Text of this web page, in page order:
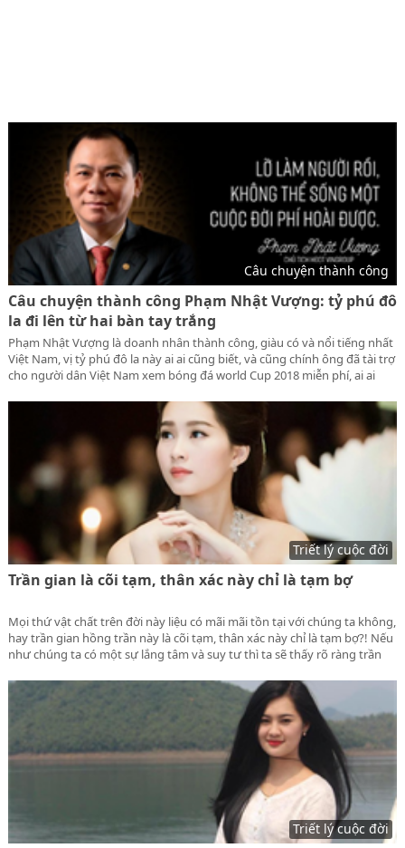
Câu chuyện thành công
Câu chuyện thành công Phạm Nhật Vượng: tỷ phú đô
la đi lên từ hai bàn tay trắng
Phạm Nhật Vượng là doanh nhân thành công, giàu có và nổi tiếng nhất
Việt Nam, vị tỷ phú đô la này ai ai cũng biết, và cũng chính ông đã tài trợ
cho người dân Việt Nam xem bóng đá world Cup 2018 miễn phí, ai ai
chuyện thành công của Phạm Nhật Vượng để bạn có thể học hỏi được
những tính cách và trí tuệ của con người này.
Triết lý cuộc đời
Trần gian là cõi tạm, thân xác này chỉ là tạm bợ
Mọi thứ vật chất trên đời này liệu có mãi mãi tồn tại với chúng ta không,
hay trần gian hồng trần này là cõi tạm, thân xác này chỉ là tạm bợ?! Nếu
như chúng ta có một sự lắng tâm và suy tư thì ta sẽ thấy rõ ràng trần
giàu sang phú quý rồi có mang theo được gì?
Triết lý cuộc đời